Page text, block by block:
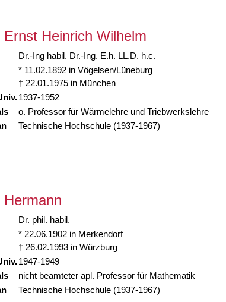
Heinrich Wilhelm
Dr.-Ing habil. Dr.-Ing. E.h. LL.D. h.c.
* 11.02.1892 in Vögelsen/Lüneburg
† 22.01.1975 in München
1937-1952
o. Professor für Wärmelehre und Triebwerkslehre
Technische Hochschule (1937-1967)
Dr. phil. habil.
* 22.06.1902 in Merkendorf
† 26.02.1993 in Würzburg
1947-1949
nicht beamteter apl. Professor für Mathematik
Technische Hochschule (1937-1967)